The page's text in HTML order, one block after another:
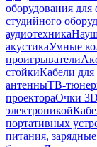
оборудования для
студийного
аудиотехника
акустикаУмные
проигрыватели
стойкиКабели для
антенныТВ-
проектораОчки 3D
электроникой
портативных
питания,